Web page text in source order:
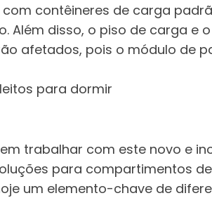
contêineres de carga
Além disso, o piso de carga e
afetados, pois o módulo de
trabalhar com este novo e
para compartimentos
um elemento-chave de